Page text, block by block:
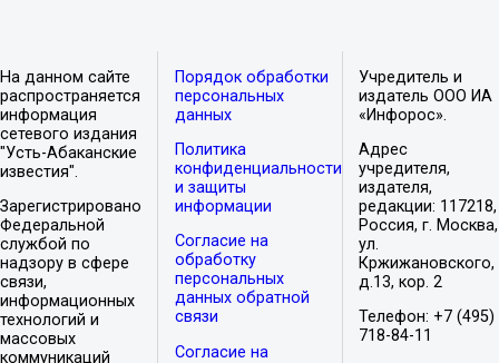
На данном сайте
распространяется
информация
сетевого издания
"Усть-Абаканские
известия".
Зарегистрировано
Федеральной
службой по
надзору в сфере
связи,
информационных
технологий и
массовых
коммуникаций
Порядок обработки
персональных
данных
Политика
конфиденциальности
и защиты
информации
Согласие на
обработку
персональных
данных обратной
связи
Согласие на
Учредитель и
издатель ООО ИА
«Инфорос».
Адрес
учредителя,
издателя,
редакции: 117218,
Россия, г. Москва,
ул.
Кржижановского,
д.13, кор. 2
Телефон: +7 (495)
718-84-11